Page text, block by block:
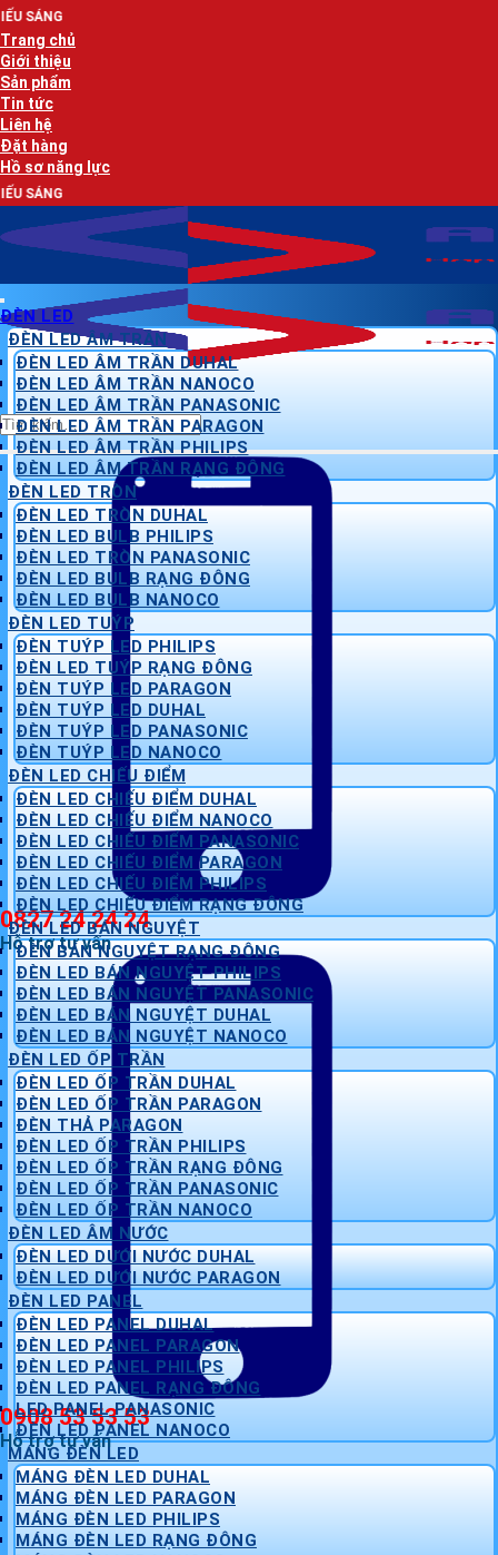
Bỏ
qua
nội
dung
Trang chủ
Giới thiệu
Sản phẩm
Tin tức
Liên hệ
Đặt hàng
Hồ sơ năng lực
Tìm
kiếm:
0827 24 24 24
Hỗ trợ tư vấn
0908 53 53 53
Hỗ trợ tư vấn
ĐÈN LED
ĐÈN LED ÂM TRẦN
ĐÈN LED ÂM TRẦN DUHAL
ĐÈN LED ÂM TRẦN NANOCO
ĐÈN LED ÂM TRẦN PANASONIC
ĐÈN LED ÂM TRẦN PARAGON
ĐÈN LED ÂM TRẦN PHILIPS
ĐÈN LED ÂM TRẦN RẠNG ĐÔNG
ĐÈN LED TRÒN
ĐÈN LED TRÒN DUHAL
ĐÈN LED BULB PHILIPS
ĐÈN LED TRÒN PANASONIC
ĐÈN LED BULB RẠNG ĐÔNG
ĐÈN LED BULB NANOCO
ĐÈN LED TUÝP
ĐÈN TUÝP LED PHILIPS
ĐÈN LED TUÝP RẠNG ĐÔNG
ĐÈN TUÝP LED PARAGON
ĐÈN TUÝP LED DUHAL
ĐÈN TUÝP LED PANASONIC
ĐÈN TUÝP LED NANOCO
ĐÈN LED CHIẾU ĐIỂM
ĐÈN LED CHIẾU ĐIỂM DUHAL
ĐÈN LED CHIẾU ĐIỂM NANOCO
ĐÈN LED CHIẾU ĐIỂM PANASONIC
ĐÈN LED CHIẾU ĐIỂM PARAGON
ĐÈN LED CHIẾU ĐIỂM PHILIPS
ĐÈN LED CHIẾU ĐIỂM RẠNG ĐÔNG
ĐÈN LED BÁN NGUYỆT
ĐÈN BÁN NGUYỆT RẠNG ĐÔNG
ĐÈN LED BÁN NGUYỆT PHILIPS
ĐÈN LED BÁN NGUYỆT PANASONIC
ĐÈN LED BÁN NGUYỆT DUHAL
ĐÈN LED BÁN NGUYỆT NANOCO
ĐÈN LED ỐP TRẦN
ĐÈN LED ỐP TRẦN DUHAL
ĐÈN LED ỐP TRẦN PARAGON
ĐÈN THẢ PARAGON
ĐÈN LED ỐP TRẦN PHILIPS
ĐÈN LED ỐP TRẦN RẠNG ĐÔNG
ĐÈN LED ỐP TRẦN PANASONIC
ĐÈN LED ỐP TRẦN NANOCO
ĐÈN LED ÂM NƯỚC
ĐÈN LED DƯỚI NƯỚC DUHAL
ĐÈN LED DƯỚI NƯỚC PARAGON
ĐÈN LED PANEL
ĐÈN LED PANEL DUHAL
ĐÈN LED PANEL PARAGON
ĐÈN LED PANEL PHILIPS
ĐÈN LED PANEL RẠNG ĐÔNG
LED PANEL PANASONIC
ĐÈN LED PANEL NANOCO
MÁNG ĐÈN LED
MÁNG ĐÈN LED DUHAL
MÁNG ĐÈN LED PARAGON
MÁNG ĐÈN LED PHILIPS
MÁNG ĐÈN LED RẠNG ĐÔNG